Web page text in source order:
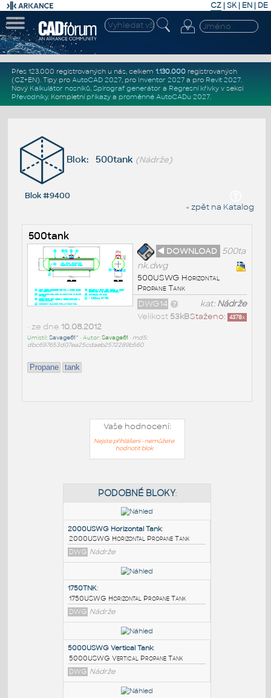
CZ | SK| EN | DE
Přes 123.000 registrovaných u nás, celkem 1.130.000registrovaných
(CZ+EN). Tipy pro AutoCAD 2027, pro Inventor 2027a pro Revit 2027.
Nový Kalkulátor nosníků, Spirograf generátor a Regresní křivkyv sekci
Převodníky. Kompletní příkazya proměnné AutoCADu 2027.
Blok: 500tank (Nádrže)
Blok #9400
« zpět na Katalog
500tank
◄ DOWNLOAD 500ta
nk.dwg
500USWG Horizontal
Propane Tank
kat:Nádrže
DWG14
Staženo: 4378x
Velikost 53kB
• ze dne 10.08.2012
Umístil:Savage61^ • Autor:Savage61 • md5:
dbc697653d07ea25cdaeb2572289b560
Propane tank
Vaše hodnocení:
Nejste přihlášeni - nemůžete
hodnotit blok
PODOBNÉ BLOKY:
2000USWG Horizontal Tank:
2000USWG Horizontal Propane Tank
DWG Nádrže